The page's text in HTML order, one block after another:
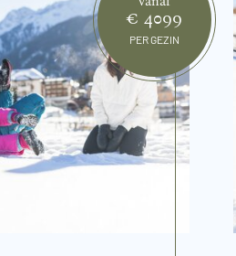
€ 4099
PER GEZIN